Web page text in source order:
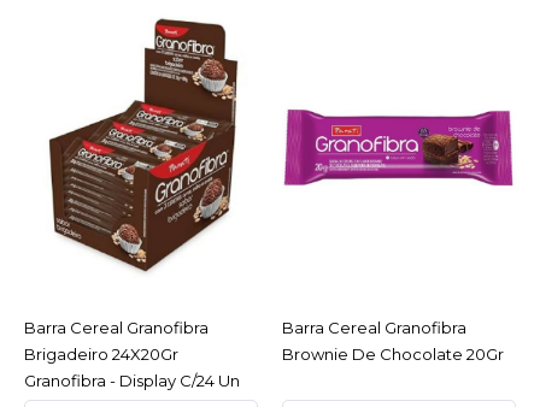
COMPARAR
LISTA DE DESEJO
Brigadeiro 24X20Gr
Granofibra - Display C/24
ACESSAR
Barra Cereal Granofibra
Brigadeiro 24X20Gr
Granofibra - Display C/24 Un
ACESSAR
Barra Cereal Granofibra
Brownie De Chocolate 20Gr